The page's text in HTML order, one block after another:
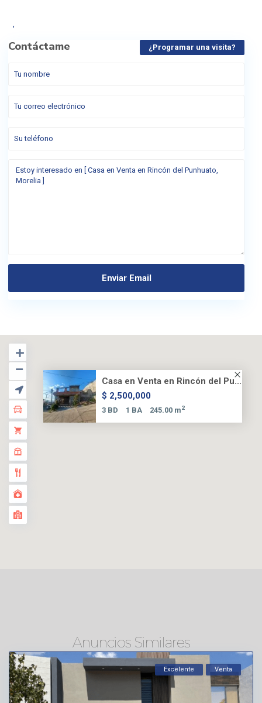
,
Contáctame ¿Programar una visita?
Casa en Venta en Rincón del Pu...
$ 2,500,000
3 BD 1 BA 245.00 m2
Anuncios Similares
Excelente Venta